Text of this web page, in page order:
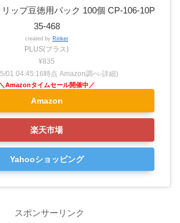
ップ豆徳用パック 100個 CP-106-10P
35-468
created by Rinker
PLUS(プラス)
¥835
01 04:45:16時点 Amazon調べ-詳細)
Amazon
楽天市場
Yahooショッピング
スポンサーリンク